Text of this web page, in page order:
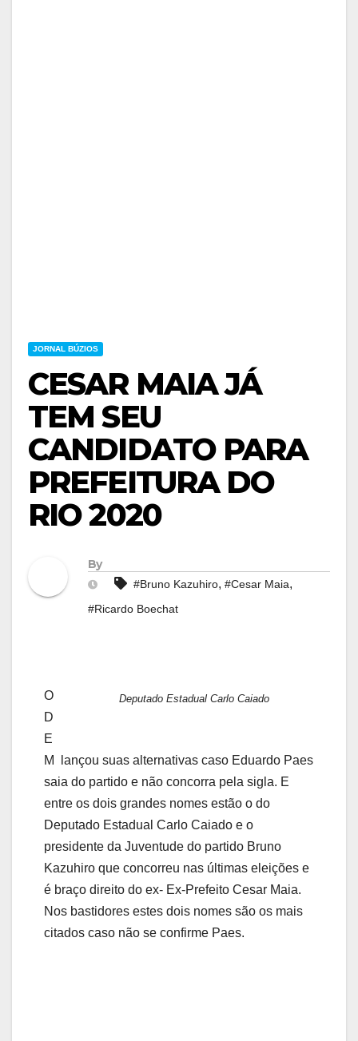
JORNAL BÚZIOS
CESAR MAIA JÁ
TEM SEU
CANDIDATO PARA
PREFEITURA DO
RIO 2020
By
#Bruno Kazuhiro, #Cesar Maia,
#Ricardo Boechat
Deputado Estadual Carlo Caiado
O
D
E
M lançou suas alternativas caso Eduardo Paes
saia do partido e não concorra pela sigla. E
entre os dois grandes nomes estão o do
Deputado Estadual Carlo Caiado e o
presidente da Juventude do partido Bruno
Kazuhiro que concorreu nas últimas eleições e
é braço direito do ex- Ex-Prefeito Cesar Maia.
Nos bastidores estes dois nomes são os mais
citados caso não se confirme Paes.